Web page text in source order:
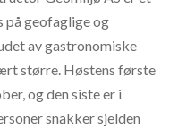
på geofaglige og
av gastronomiske
større. Høstens første
og den siste er i
snakker sjelden